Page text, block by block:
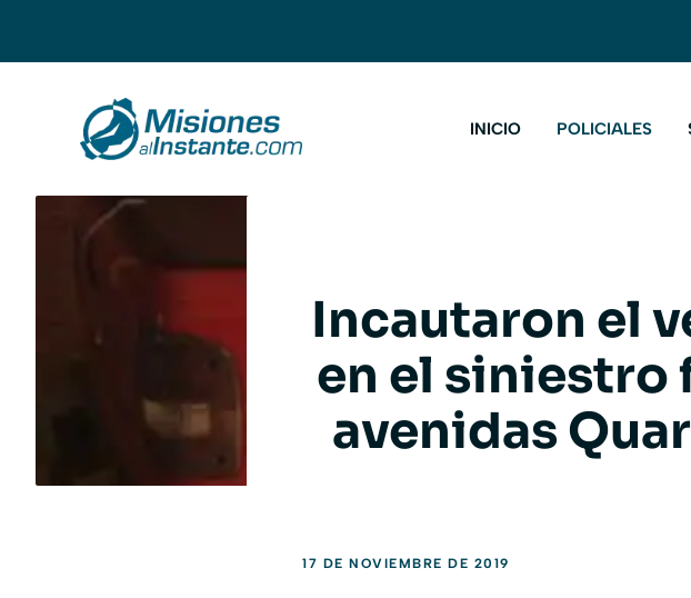
INICIO POLICIALES
Incautaron el
en el siniestro
avenidas
17 DE NOVIEMBRE DE 2019